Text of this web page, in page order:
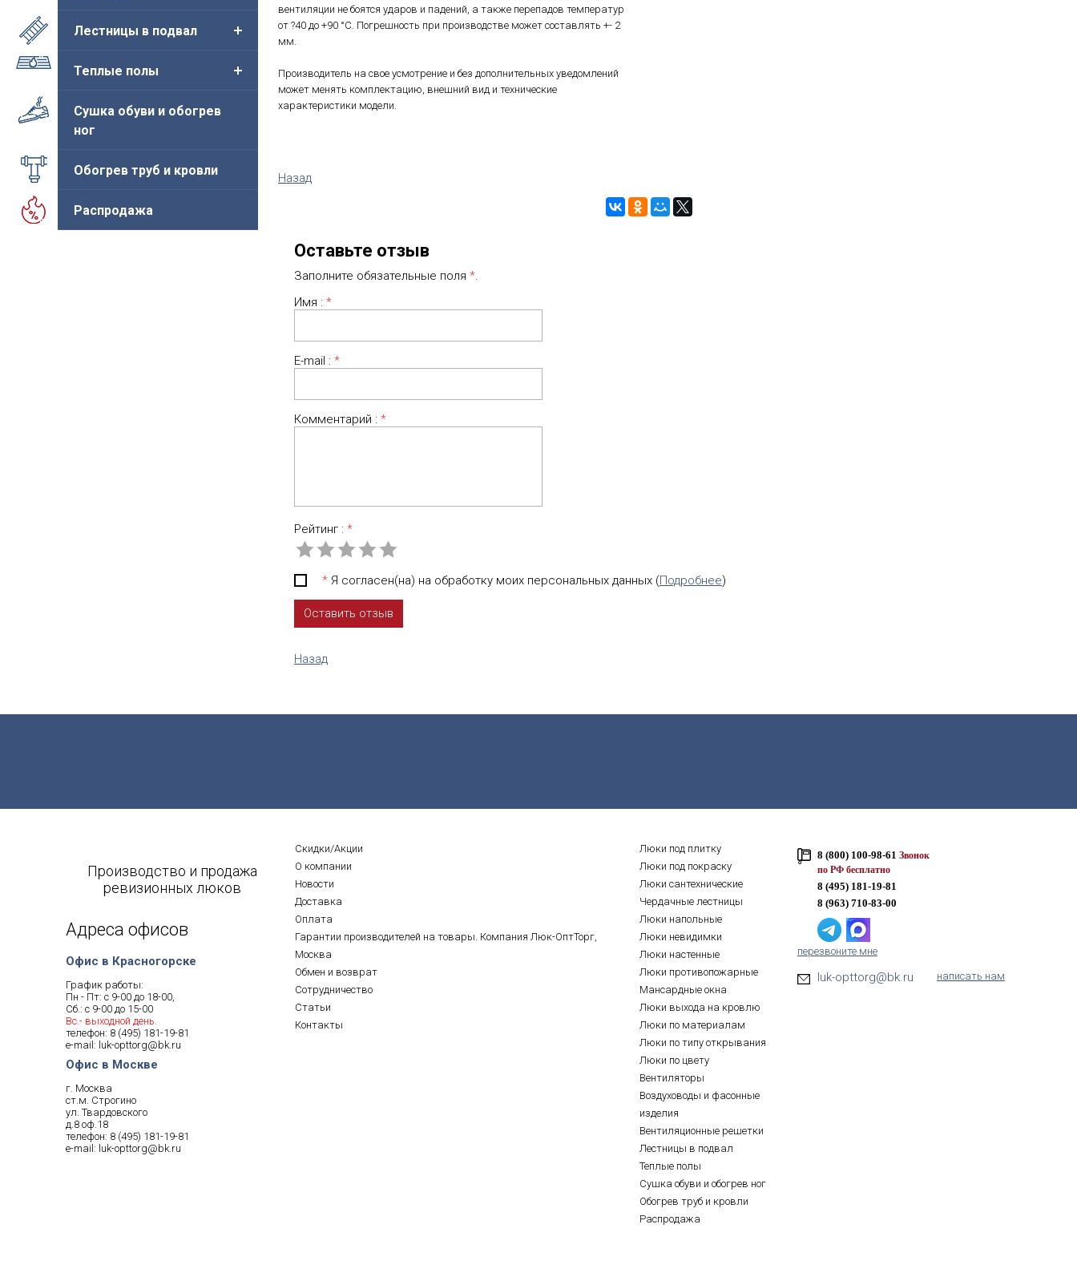
Лестницы в подвал
Теплые полы
Сушка обуви и обогрев
ног
Обогрев труб и кровли
Распродажа
вентиляции не боятся ударов и падений, а также перепадов температур
от ?40 до +90 °C. Погрешность при производстве может составлять +- 2
мм.
Производитель на свое усмотрение и без дополнительных уведомлений
может менять комплектацию, внешний вид и технические
характеристики модели.
Назад
Оставьте отзыв
Заполните обязательные поля *.
Имя : *
E-mail : *
Комментарий : *
Рейтинг : *
* Я согласен(на) на обработку моих персональных данных (Подробнее)
Назад
Производство и продажа
ревизионных люков
Адреса офисов
Офис в Красногорске
График работы:
Пн - Пт: с 9-00 до 18-00,
Сб.: с 9-00 до 15-00
Вс.- выходной день.
телефон: 8 (495) 181-19-81
e-mail: luk-opttorg@bk.ru
Офис в Москве
г. Москва
ст.м. Строгино
ул. Твардовского
д.8 оф.18
телефон: 8 (495) 181-19-81
e-mail: luk-opttorg@bk.ru
Скидки/Акции
О компании
Новости
Доставка
Оплата
Гарантии производителей на товары. Компания Люк-ОптТорг,
Москва
Обмен и возврат
Сотрудничество
Статьи
Контакты
Люки под плитку
Люки под покраску
Люки сантехнические
Чердачные лестницы
Люки напольные
Люки невидимки
Люки настенные
Люки противопожарные
Мансардные окна
Люки выхода на кровлю
Люки по материалам
Люки по типу открывания
Люки по цвету
Вентиляторы
Воздуховоды и фасонные
изделия
Вентиляционные решетки
Лестницы в подвал
Теплые полы
Сушка обуви и обогрев ног
Обогрев труб и кровли
Распродажа
8 (800) 100-98-61 Звонок
по РФ бесплатно
8 (495) 181-19-81
8 (963) 710-83-00
перезвоните мне
luk-opttorg@bk.ru написать нам